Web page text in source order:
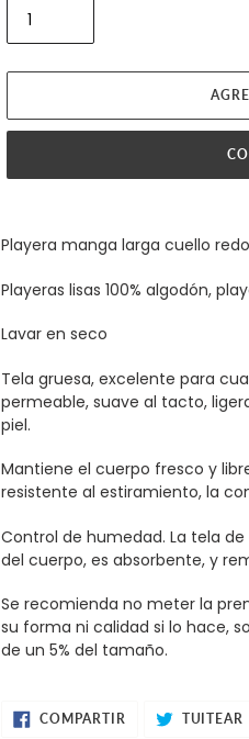
el
producto
a
carrito
compra
Playera manga larga cuello
Playeras lisas 100% algodón,
Lavar en seco
Tela gruesa, excelente para
permeable, suave al tacto,
piel.
Mantiene el cuerpo fresco y
resistente al estiramiento, la
Control de humedad. La tela
del cuerpo, es absorbente, y
Se recomienda no meter la
su forma ni calidad si lo hace,
de un 5% del tamaño.
COMPARTIR COMPARTIR
EN
TUITEAR